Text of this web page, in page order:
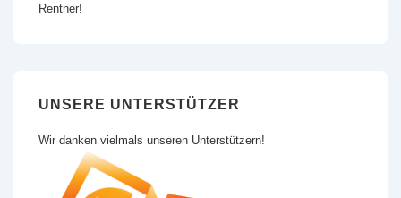
Rentner!
UNSERE UNTERSTÜTZER
Wir danken vielmals unseren Unterstützern!